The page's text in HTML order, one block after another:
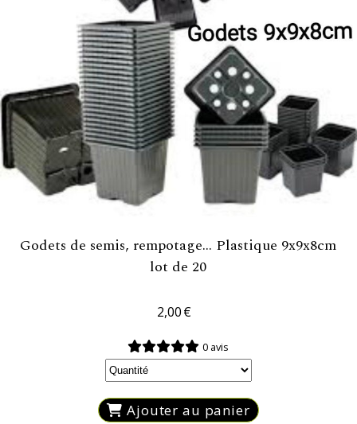
Godets de semis, rempotage... Plastique 9x9x8cm
lot de 20
2,00€
0 avis
Ajouter au panier